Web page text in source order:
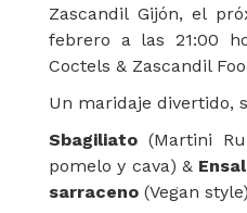
Zascandil Gijón, el
febrero a las 21:00
Coctels & Zascandil
Un maridaje divertido,
Sbagiliato (Martini
pomelo y cava) &
sarraceno (Vegan style)